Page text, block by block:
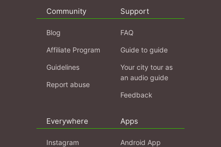
Community
Blog
Affiliate Program
Guidelines
Report abuse
Support
FAQ
Guide to guide
Your city tour as
an audio guide
Feedback
Everywhere
Instagram
Apps
Android App